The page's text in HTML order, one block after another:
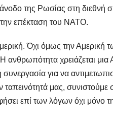
της Ρωσίας στη διεθνή
την επέκταση του ΝΑΤΟ.
Όχι όμως την Αμερική
ανθρωπότητα χρειάζεται
για να
μας,
επί των λόγων όχι μόνο